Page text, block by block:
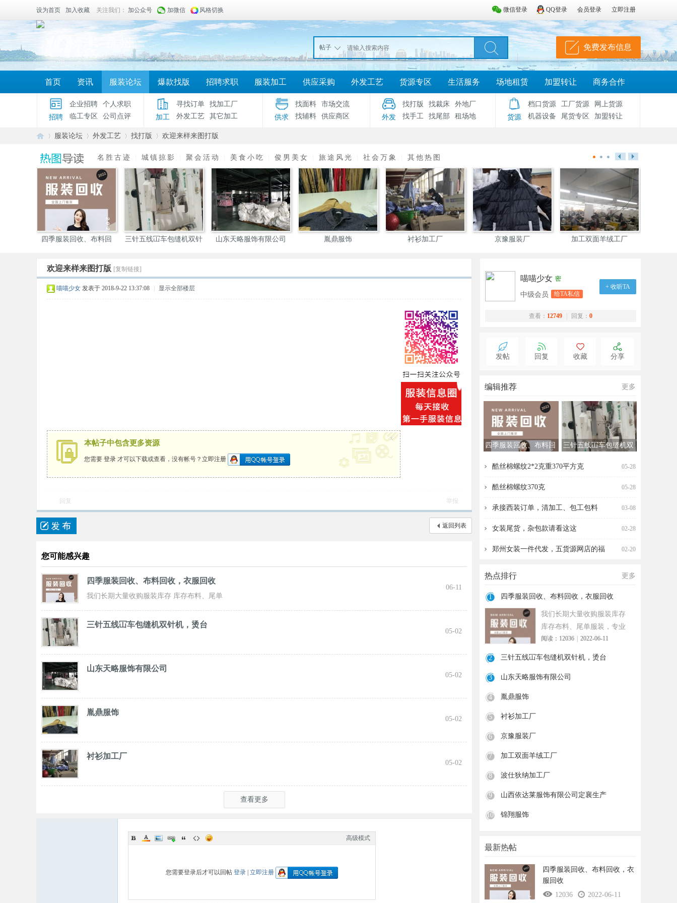
微信登录 QQ登录 会员登录 立即注册
设为首页 加入收藏 关注我们： 加公众号 加微信 风格切换
帖子 免费发布信息
首页 资讯 服装论坛 爆款找版 招聘求职 服装加工 供应采购 外发工艺 货源专区 生活服务 场地租赁 加盟转让 商务合作
招聘
企业招聘
个人求职
临工专区
公司点评 加工
寻找订单
找加工厂
外发工艺
其它加工 供求
找面料
市场交流
找辅料
供应商区 外发
找打版 找裁床
外地厂
找手工
找尾部 租场地 货源
档口货源 工厂货源
网上货源
机器设备
尾货专区 加盟转让
装
»
服装论坛 外发工艺 找打版
›
欢迎来样来图打版
名胜古迹 城镇掠影 聚会活动 美食小吃 俊男美女 旅途风光 社会万象 其他热图
四季服装回收、布料回
三针五线冚车包缝机双针
山东天略服饰有限公司 胤鼎服饰 衬衫加工厂 京豫服装厂 加工双面羊绒工厂
欢迎来样来图打版 [复制链接]
喵喵少女 发表于 2018-9-22 13:37:08 显示全部楼层
本帖子中包含更多资源
您需要 登录 才可以下载或查看，没有帐号？ 立即注册
x
回复 举报
返回列表
您可能感兴趣
四季服装回收、布料回收，衣服回收
我们长期大量收购服装库存 库存布料、尾单
服装，专业诚信共赢， 实力雄厚 ！ 长期面向
06-11
三针五线冚车包缝机双针机，烫台
05-02
山东天略服饰有限公司
05-02
胤鼎服饰
05-02
衬衫加工厂
05-02
查看更多
高级模式
您需要登录后才可以回帖 登录 立即注册
喵喵少女 密
中级会员 给TA私信
+ 收听TA
查看： 12749 回复： 0
发帖 回复 收藏 分享
编辑推荐 更多
四季服装回收、布料回
三针五线冚车包缝机双
酷丝棉螺纹2*2克重370平方克
05-28
酷丝棉螺纹370克 05-28
承接西装订单，清加工、包工包料 03-08
女装尾货，杂包款请看这这 02-28
郑州女装一件代发，五货源网店的福 02-20
热点排行 更多
1 四季服装回收、布料回收，衣服回收
我们长期大量收购服装库存
库存布料、尾单服装，专业
诚信共赢， 实力雄厚 ！ 长期
面向
阅读：12036 2022-06-11
2 三针五线冚车包缝机双针机，烫台
3 山东天略服饰有限公司
4 胤鼎服饰
5 衬衫加工厂
6 京豫服装厂
7 加工双面羊绒工厂
8 波仕狄纳加工厂
9 山西依达莱服饰有限公司定襄生产
10 锦翔服饰
最新热帖
四季服装回收、布料回收，衣
服回收
12036
2022-06-11